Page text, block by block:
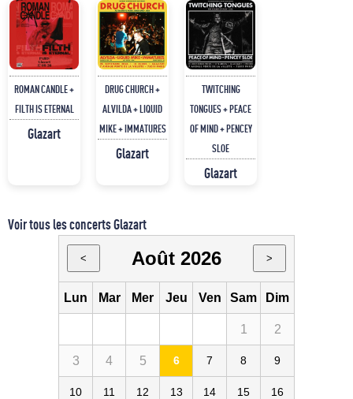
ROMAN CANDLE +
FILTH IS ETERNAL
Glazart
DRUG CHURCH +
ALVILDA + LIQUID
MIKE + IMMATURES
Glazart
TWITCHING
TONGUES + PEACE
OF MIND + PENCEY
SLOE
Glazart
Voir tous les concerts Glazart
< Août 2026 >
Lun Mar Mer Jeu Ven Sam Dim
1 2
3 4 5 6 7 8 9
10 11 12 13 14 15 16